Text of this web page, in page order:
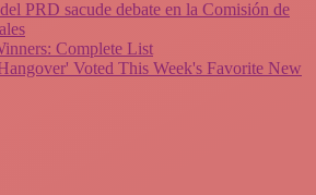
PRD sacude debate en la Comisión de
Complete List
Voted This Week's Favorite New